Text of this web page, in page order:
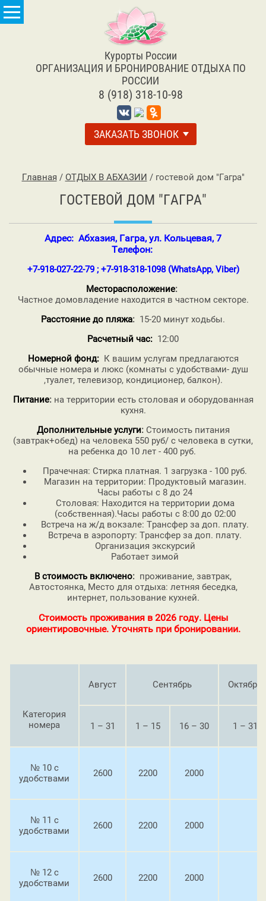
Курорты России
ОРГАНИЗАЦИЯ И БРОНИРОВАНИЕ ОТДЫХА ПО
РОССИИ
8 (918) 318-10-98
ЗАКАЗАТЬ ЗВОНОК
Главная / ОТДЫХ В АБХАЗИИ / гостевой дом "Гагра"
ГОСТЕВОЙ ДОМ "ГАГРА"
Адрес: Абхазия, Гагра, ул. Кольцевая, 7
Телефон:
+7-918-027-22-79 ; +7-918-318-1098 (WhatsApp, Viber)
Месторасположение:
Частное домовладение находится в частном секторе.
Расстояние до пляжа: 15-20 минут ходьбы.
Расчетный час: 12:00
Номерной фонд: К вашим услугам предлагаются
обычные номера и люкс (комнаты с удобствами- душ
,туалет, телевизор, кондиционер, балкон).
Питание: на территории есть столовая и оборудованная
кухня.
Дополнительные услуги: Стоимость питания
(завтрак+обед) на человека 550 руб/ с человека в сутки,
на ребенка до 10 лет - 400 руб.
Прачечная: Стирка платная. 1 загрузка - 100 руб.
Магазин на территории: Продуктовый магазин.
Часы работы с 8 до 24
Столовая: Находится на территории дома
(собственная).Часы работы с 8:00 до 02:00
Встреча на ж/д вокзале: Трансфер за доп. плату.
Встреча в аэропорту: Трансфер за доп. плату.
Организация экскурсий
Работает зимой
В стоимость включено: проживание, завтрак,
Автостоянка, Место для отдыха: летняя беседка,
интернет, пользование кухней.
Стоимость проживания в 2026 году. Цены
ориентировочные. Уточнять при бронировании.
Категория
номера
Август Сентябрь Октябрь
1 – 31 1 – 15 16 – 30 1 – 31
№ 10 с
удобствами
2600 2200 2000
№ 11 с
удобствами
2600 2200 2000
№ 12 с
удобствами
2600 2200 2000